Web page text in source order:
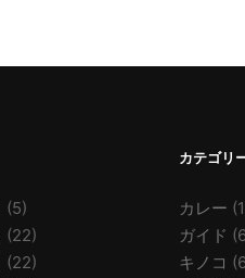
(5)
(22)
(22)
カテゴリ
カレー
ガイド
キノコ